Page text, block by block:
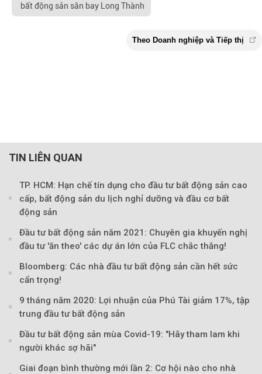
bất động sản sân bay Long Thành
TIN LIÊN QUAN
TP. HCM: Hạn chế tín dụng cho đầu tư bất động sản cao
cấp, bất động sản du lịch nghỉ dưỡng và đầu cơ bất
động sản
Đầu tư bất động sản năm 2021: Chuyên gia khuyến nghị
đầu tư 'ăn theo' các dự án lớn của FLC chắc thắng!
Bloomberg: Các nhà đầu tư bất động sản cần hết sức
cẩn trọng!
9 tháng năm 2020: Lợi nhuận của Phú Tài giảm 17%, tập
trung đầu tư bất động sản
Đầu tư bất động sản mùa Covid-19: "Hãy tham lam khi
người khác sợ hãi"
Giai đoạn bình thường mới lần 2: Cơ hội nào cho nhà